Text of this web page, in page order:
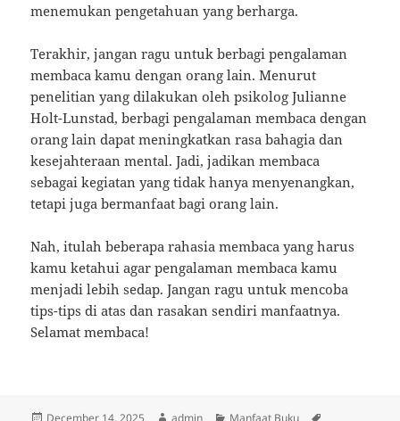
menemukan pengetahuan yang berharga.
Terakhir, jangan ragu untuk berbagi pengalaman
membaca kamu dengan orang lain. Menurut
penelitian yang dilakukan oleh psikolog Julianne
Holt-Lunstad, berbagi pengalaman membaca dengan
orang lain dapat meningkatkan rasa bahagia dan
kesejahteraan mental. Jadi, jadikan membaca
sebagai kegiatan yang tidak hanya menyenangkan,
tetapi juga bermanfaat bagi orang lain.
Nah, itulah beberapa rahasia membaca yang harus
kamu ketahui agar pengalaman membaca kamu
menjadi lebih sedap. Jangan ragu untuk mencoba
tips-tips di atas dan rasakan sendiri manfaatnya.
Selamat membaca!
Posted
December 14, 2025 Author
admin Categories
Manfaat Buku